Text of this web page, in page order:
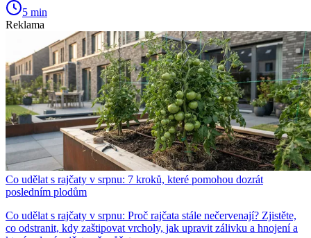
5 min
Reklama
Co udělat s rajčaty v srpnu: 7 kroků, které pomohou dozrát
posledním plodům
Co udělat s rajčaty v srpnu: Proč rajčata stále nečervenají? Zjistěte,
co odstranit, kdy zaštipovat vrcholy, jak upravit zálivku a hnojení a